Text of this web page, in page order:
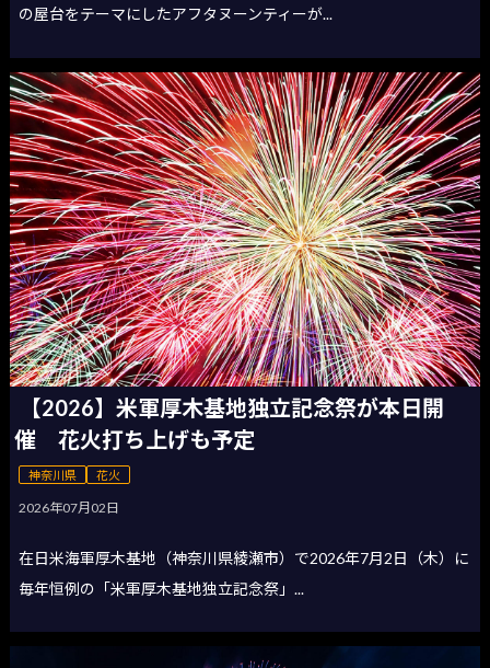
の屋台をテーマにしたアフタヌーンティーが...
【2026】米軍厚木基地独立記念祭が本日開
催 花火打ち上げも予定
神奈川県 花火
2026年07月02日
在日米海軍厚木基地（神奈川県綾瀬市）で2026年7月2日（木）に
毎年恒例の「米軍厚木基地独立記念祭」...